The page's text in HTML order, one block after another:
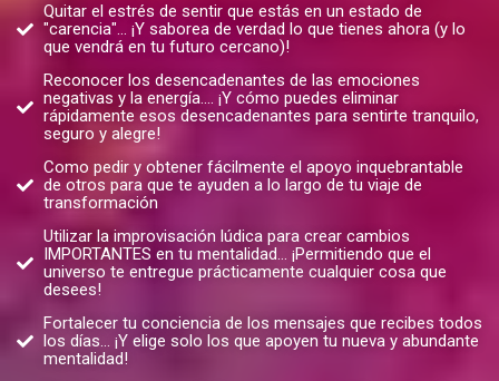
Quitar el estrés de sentir que estás en un estado de
"carencia"... ¡Y saborea de verdad lo que tienes ahora (y lo
que vendrá en tu futuro cercano)!
Reconocer los desencadenantes de las emociones
negativas y la energía.... ¡Y cómo puedes eliminar
rápidamente esos desencadenantes para sentirte tranquilo,
seguro y alegre!
Como pedir y obtener fácilmente el apoyo inquebrantable
de otros para que te ayuden a lo largo de tu viaje de
transformación
Utilizar la improvisación lúdica para crear cambios
IMPORTANTES en tu mentalidad... ¡Permitiendo que el
universo te entregue prácticamente cualquier cosa que
desees!
Fortalecer tu conciencia de los mensajes que recibes todos
los días... ¡Y elige solo los que apoyen tu nueva y abundante
mentalidad!